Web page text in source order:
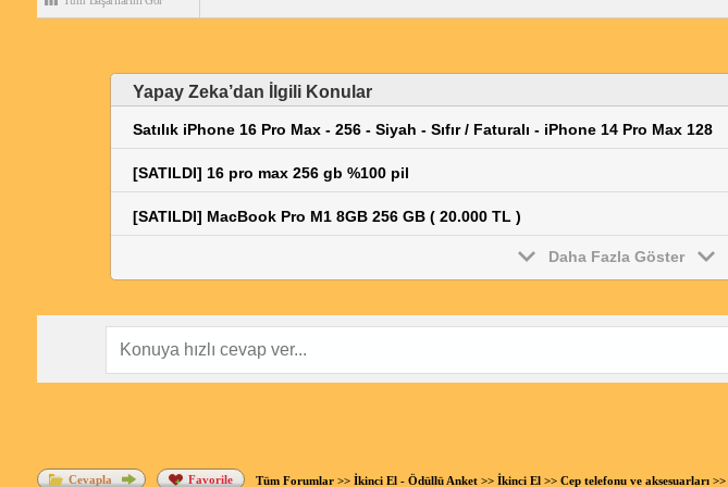
Yapay Zeka’dan İlgili Konular
Satılık iPhone 16 Pro Max - 256 - Siyah - Sıfır / Faturalı - iPhone 14 Pro Max 128
[SATILDI] 16 pro max 256 gb %100 pil
[SATILDI] MacBook Pro M1 8GB 256 GB ( 20.000 TL )
Daha Fazla Göster
Cevapla Favorile Tüm Forumlar>> İkinci El - Ödüllü Anket>> İkinci El>> Cep telefonu ve aksesuarları>>